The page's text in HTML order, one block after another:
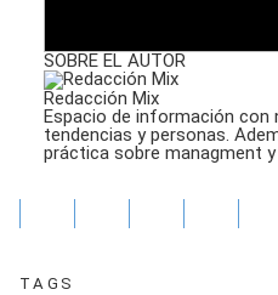
SOBRE EL AUTOR
Redacción Mix
Espacio de información con
tendencias y personas.
práctica sobre managment y
TAGS